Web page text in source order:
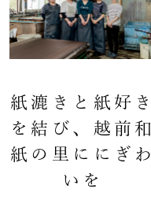
紙漉きと紙好き
を結び、越前和
紙の里ににぎわ
いを